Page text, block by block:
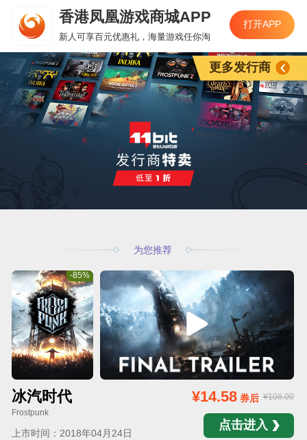
香港凤凰游戏商城APP
新人可享百元优惠礼，海量游戏任你淘
打开APP
为您推荐
-85%
冰汽时代
Frostpunk
上市时间：2018年04月24日
¥108.00
¥14.58券后
点击进入
更多发行商